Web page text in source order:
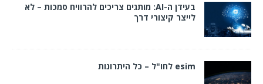
בעידן ה-AI: מותגים צריכים להרוויח סמכות – לא
לייצר קיצורי דרך
esim לחו"ל – כל היתרונות